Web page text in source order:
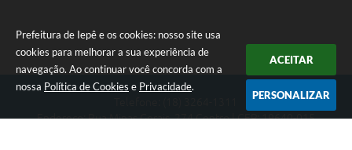
Prefeitura de Iepê e os cookies: nosso site usa
cookies para melhorar a sua experiência de
navegação. Ao continuar você concorda com a
nossa Política de Cookies e Privacidade.
ACEITAR
PERSONALIZAR
Endereço: Rua Minas Gerais, 274 Centro | CEP: 19640-015